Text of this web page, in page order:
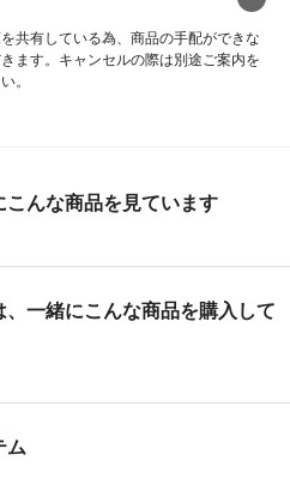
共有している為、商品の手配ができな
ます。キャンセルの際は別途ご案内を
。
こんな商品を見ています
一緒にこんな商品を購入して
ム